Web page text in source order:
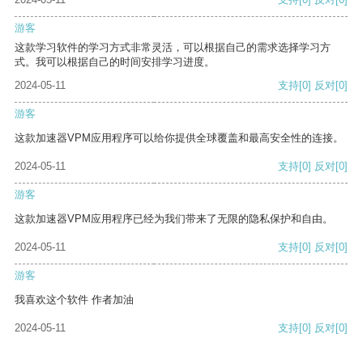
游客
这款学习软件的学习方式非常灵活，可以根据自己的需求选择学习方
式。我可以根据自己的时间安排学习进度。
2024-05-11
支持[0] 反对[0]
游客
这款加速器VPM应用程序可以给你提供全球覆盖和最高安全性的连接。
2024-05-11 支持[0] 反对[0]
游客
这款加速器VPM应用程序已经为我们带来了无限的隐私保护和自由。
2024-05-11 支持[0] 反对[0]
游客
我喜欢这个软件 作者加油
2024-05-11 支持[0] 反对[0]